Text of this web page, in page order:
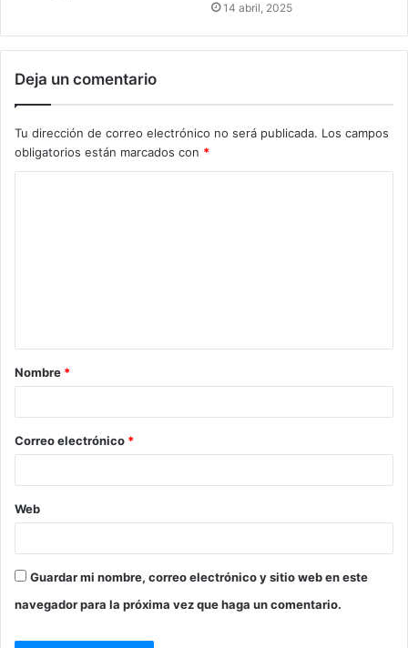
14 abril, 2025
Deja un comentario
Tu dirección de correo electrónico no será publicada. Los campos
obligatorios están marcados con *
Nombre *
Correo electrónico *
Web
Guardar mi nombre, correo electrónico y sitio web en este
navegador para la próxima vez que haga un comentario.